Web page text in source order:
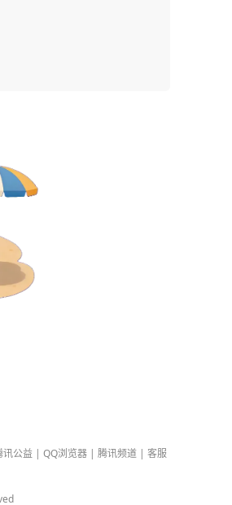
讯公益 | QQ浏览器 | 腾讯频道 | 客服